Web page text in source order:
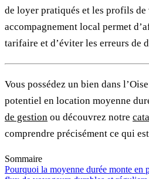
de loyer pratiqués et les profils
accompagnement local permet
tarifaire et d’éviter les erreurs de
Vous possédez un bien dans
potentiel en location moyenne
de gestion ou découvrez notre
comprendre précisément ce qui
Sommaire
Pourquoi la moyenne durée monte en